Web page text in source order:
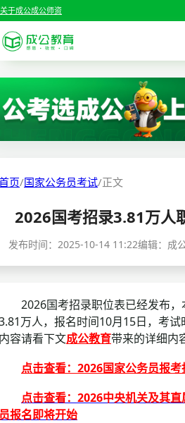
关于成公成公师资
考试公告
职位表
准考证打印
考试政策
成绩查询
资格复审
面试补录
历年真题
公务员课程
首页
国家公务员
警察/辅警
教师资格/
国企/银行
页/国家公务员考试/正文
2026国考招录3.81万人
发布时间： 2025-10-14 11:22编辑：成
国考招录职位表已经发布，
万人，报名时间10月15日，考
容请看下文成公教育带来的详细内
点击查看：2026国家公务员报考
点击查看：2026中央机关及其
报名即将开始